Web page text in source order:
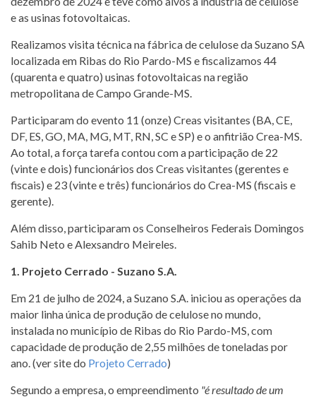
de
Contas
e as usinas fotovoltaicas.
Realizamos visita técnica na fábrica de celulose da Suzano SA
localizada em Ribas do Rio Pardo-MS e fiscalizamos 44
(quarenta e quatro) usinas fotovoltaicas na região
metropolitana de Campo Grande-MS.
Participaram do evento 11 (onze) Creas visitantes (BA, CE,
DF, ES, GO, MA, MG, MT, RN, SC e SP) e o anfitrião Crea-MS.
Ao total, a força tarefa contou com a participação de 22
(vinte e dois) funcionários dos Creas visitantes (gerentes e
fiscais) e 23 (vinte e três) funcionários do Crea-MS (fiscais e
gerente).
Além disso, participaram os Conselheiros Federais Domingos
Sahib Neto e Alexsandro Meireles.
1. Projeto Cerrado - Suzano S.A.
Em 21 de julho de 2024, a Suzano S.A. iniciou as operações da
maior linha única de produção de celulose no mundo,
instalada no município de Ribas do Rio Pardo-MS, com
capacidade de produção de 2,55 milhões de toneladas por
ano. (ver site do Projeto Cerrado)
Segundo a empresa, o empreendimento "é resultado de um